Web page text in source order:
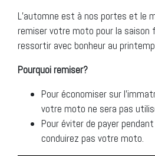
L’automne est à nos portes et le
remiser votre moto pour la saison
ressortir avec bonheur au
Pourquoi remiser?
Pour économiser sur
votre moto ne sera pas
Pour éviter de payer
conduirez pas votre moto.